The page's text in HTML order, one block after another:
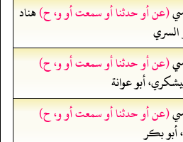
(عن أو حدثنا أو سمعت أو و، ح)هناد
السري
(عن أو حدثنا أو سمعت أو و، ح)
أبو عوانة
(عن أو حدثنا أو سمعت أو و، ح)
أبو بكر